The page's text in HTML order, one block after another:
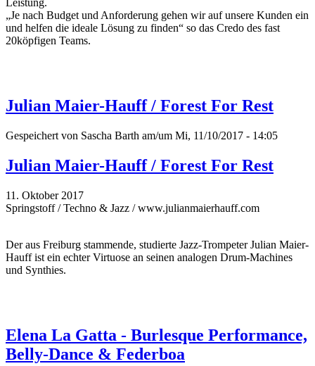
Leistung.
„Je nach Budget und Anforderung gehen wir auf unsere Kunden ein
und helfen die ideale Lösung zu finden“ so das Credo des fast
20köpfigen Teams.
Julian Maier-Hauff / Forest For Rest
Gespeichert von Sascha Barth am/um Mi, 11/10/2017 - 14:05
Julian Maier-Hauff / Forest For Rest
11. Oktober 2017
Springstoff / Techno & Jazz / www.julianmaierhauff.com
Der aus Freiburg stammende, studierte Jazz-Trompeter Julian Maier-
Hauff ist ein echter Virtuose an seinen analogen Drum-Machines
und Synthies.
Elena La Gatta - Burlesque Performance,
Belly-Dance & Federboa